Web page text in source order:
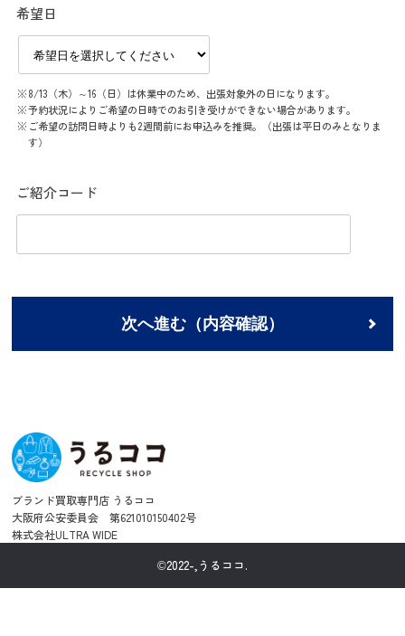
希望日
8/13（木）～16（日）は休業中のため、出張対象外の日になります。
予約状況によりご希望の日時でのお引き受けができない場合があります。
ご希望の訪問日時よりも2週間前にお申込みを推奨。（出張は平日のみとなりま
す）
ご紹介コード
次へ進む（内容確認）
ブランド買取専門店 うるココ
大阪府公安委員会 第621010150402号
株式会社ULTRA WIDE
©2022-,うるココ.